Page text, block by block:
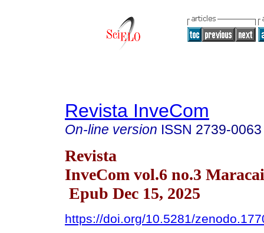
Revista InveCom
On-line version ISSN 2739-0063
Revista
InveCom vol.6 no.3
Epub Dec 15, 2025
https://doi.org/10.5281/